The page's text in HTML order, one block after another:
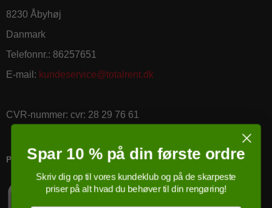
8230 Åbyhøj
Danmark
Telefonnr.: 86257651
E-mail : kundeservice@totalrent.dk
CVR-nummer: cvr: 28 29 76 61
PRICERUNNER KØBSGARANTI
Spar 10 % på din første ordre
Skriv dig op til vores kundeklub og på de skarpeste
priser på alt hvad du behøver til din rengøring!